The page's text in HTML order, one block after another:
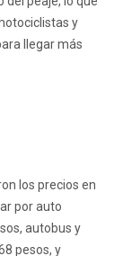
y
llegar más
los precios en
por auto
autobus y
pesos, y